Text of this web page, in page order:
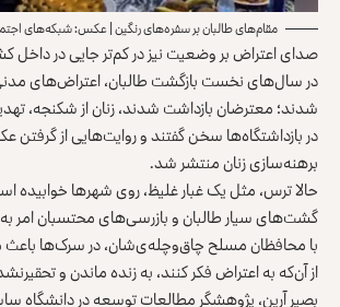
مقام‌های طالبان بر سفره‌های رنگین | عکس: شبکه‌های
صدای اعتراض بر وضعیت نیز در کم‌تر جایی در
در سال‌های نخست بازگشت طالبان، اعتراض‌های
شدند؛ معترضان بازداشت شدند، زنان از شکنجه،
در بازداشتگاه‌ها سخن گفتند و روایت‌هایی از گرفتن
برهنه‌سازی زنان منتشر شد.
حالا ترس، مثل یک غبار غلیظ، روی شهرها
گشت‌های سیار طالبان و بازرسی‌های محتسبان امر
با محافظان مسلح چاق‌وچله‌ی‌شان، در سرک‌ها
از آن‌که به اعتراض فکر کنند، به زنده ماندن و
بصیر آرین، پژوهشگر مطالعات توسعه در دانشگاه